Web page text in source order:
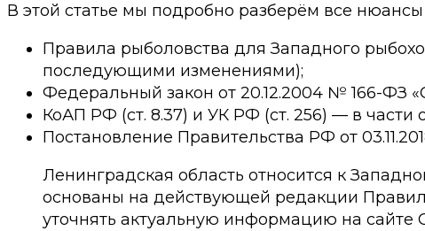
В этой статье мы подробно разберём все
Правила рыболовства для Западного
последующими изменениями);
Федеральный закон от 20.12.2004 № 166-ФЗ
КоАП РФ (ст. 8.37) и УК РФ (ст. 256) — в части
Постановление Правительства РФ от
Ленинградская область относится к
основаны на действующей редакции
уточнять актуальную информацию на сайте